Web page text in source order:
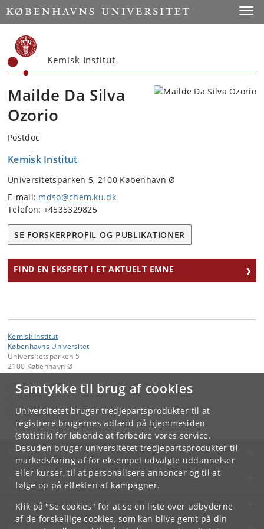
Samtykke til brug af cookies
Universitetet bruger tredjepartsprodukter til at
registrere brugernes adfærd på hjemmesiden
(statistik) for løbende at forbedre vores service.
Desuden bruger universitetet tredjepartsprodukter til
markedsføring af for eksempel udvalgte uddannelser
eller kurser, til at personalisere annoncer og til at
følge op på effekten af kampagner.
Klik på "Se cookies" for at se en liste over udbyderne
af de forskellige cookies, som kan blive gemt på din
Start
Kemisk Institut
Mailde Da Silva
Ozorio
Postdoc
Kemisk Institut
Universitetsparken 5, 2100 København Ø
E-mail: mdso@chem.ku.dk
Telefon: +4535329825
SE FORSKERPROFIL OG PUBLIKATIONER
FIND EN EKSPERT I ET AKTUELT EMNE
Kemisk Institut
Københavns Universitet
Universitetsparken 5
2100 København Ø
Kontakt:
Administrator
chemadm@chem. ku.dk
KØBENHAVNS UNIVERSITET
KONTAKT
SERVICES